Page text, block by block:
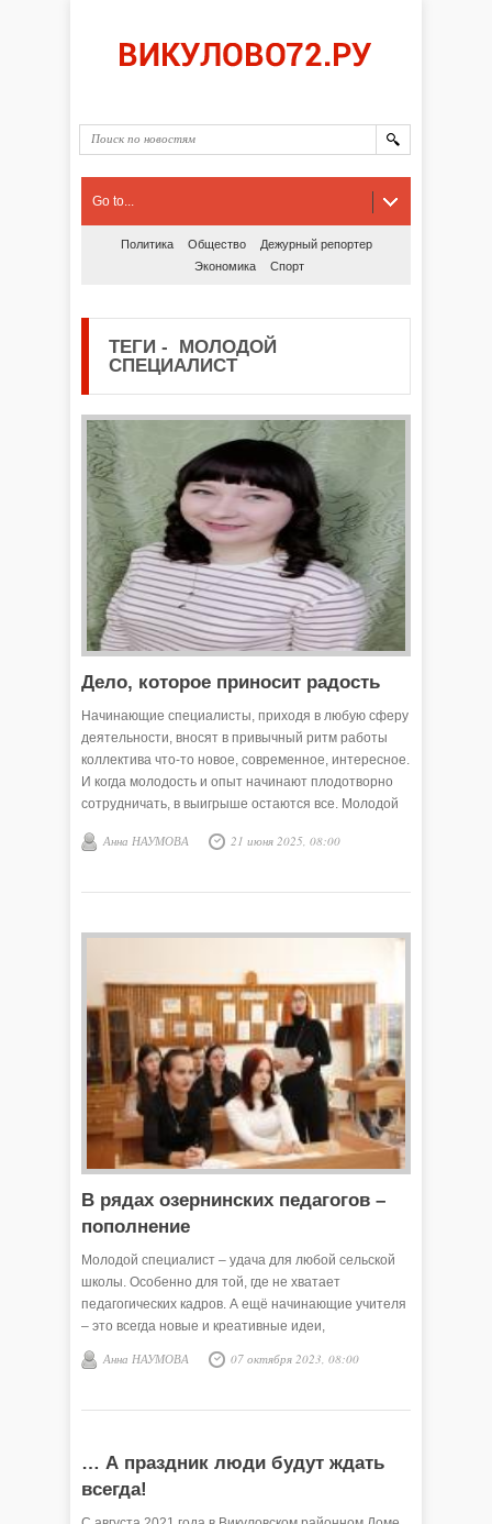
Go to...
Политика Общество
Дежурный репортер
Экономика
Спорт
ТЕГИ - МОЛОДОЙ
СПЕЦИАЛИСТ
Дело, которое приносит радость
Начинающие специалисты, приходя в любую сферу
деятельности, вносят в привычный ритм работы
коллектива что-то новое, современное, интересное.
И когда молодость и опыт начинают плодотворно
сотрудничать, в выигрыше остаются все. Молодой
отделения Коточиговской школы. Она трудится в
набирается опыта.
Анна НАУМОВА 21 июня 2025, 08:00
В рядах озернинских педагогов –
пополнение
Молодой специалист – удача для любой сельской
школы. Особенно для той, где не хватает
педагогических кадров. А ещё начинающие учителя
– это всегда новые и креативные идеи,
современные технологии и методы обучения.
Анна НАУМОВА 07 октября 2023, 08:00
… А праздник люди будут ждать
всегда!